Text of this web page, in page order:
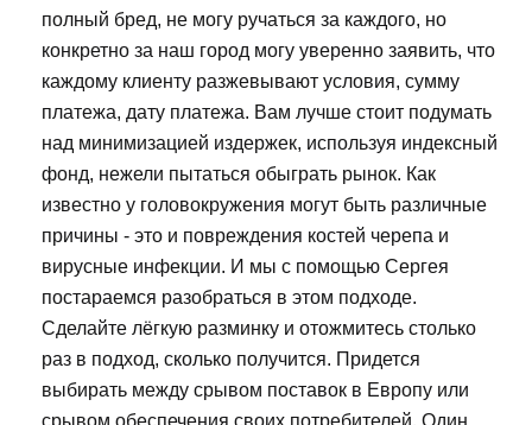
полный бред, не могу ручаться за каждого, но
конкретно за наш город могу уверенно заявить, что
каждому клиенту разжевывают условия, сумму
платежа, дату платежа. Вам лучше стоит подумать
над минимизацией издержек, используя индексный
фонд, нежели пытаться обыграть рынок. Как
известно у головокружения могут быть различные
причины - это и повреждения костей черепа и
вирусные инфекции. И мы с помощью Сергея
постараемся разобраться в этом подходе.
Сделайте лёгкую разминку и отожмитесь столько
раз в подход, сколько получится. Придется
выбирать между срывом поставок в Европу или
срывом обеспечения своих потребителей. Один